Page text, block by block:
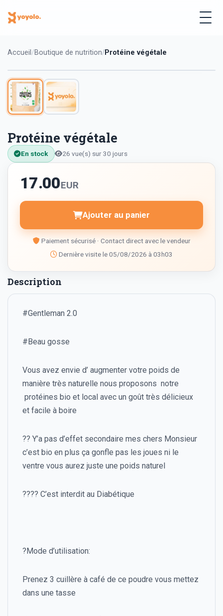
Accueil Boutique de nutrition Protéine végétale
Protéine végétale
En stock 26 vue(s) sur 30 jours
17.00EUR
Ajouter au panier
Paiement sécurisé · Contact direct avec le vendeur
Dernière visite le 05/08/2026 à 03h03
Description
#Gentleman 2.0
#Beau gosse
Vous avez envie d’ augmenter votre poids de
manière très naturelle nous proposons notre
protéines bio et local avec un goût très délicieux
et facile à boire
?? Y’a pas d’effet secondaire mes chers Monsieur
c’est bio en plus ça gonfle pas les joues ni le
ventre vous aurez juste une poids naturel
???? C’est interdit au Diabétique
?Mode d’utilisation:
Prenez 3 cuillère à café de ce poudre vous mettez
dans une tasse